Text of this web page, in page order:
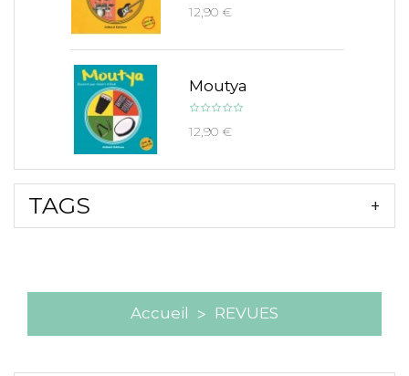
12,90 €
Moutya
12,90 €
TAGS
Accueil REVUES